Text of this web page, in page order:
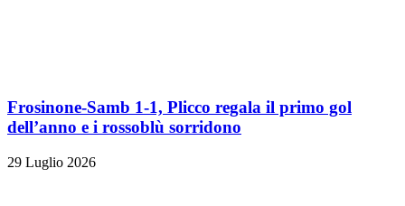
Frosinone-Samb 1-1, Plicco regala il primo gol
dell’anno e i rossoblù sorridono
29 Luglio 2026